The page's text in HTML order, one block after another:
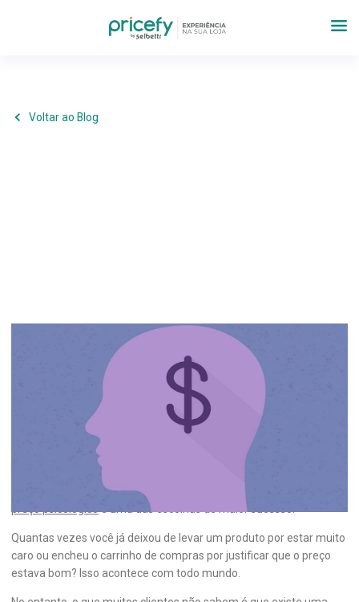
Voltar ao Blog
Estratégia
O que é e como funciona a estratégia
do preço psicológico?
Em um mercado com cada vez mais concorrência, surgiu a
do consumidor. Isso pode ser feito de diversas maneiras, mas o
é uma das escolhas de maior sucesso!
Quantas vezes você já deixou de levar um produto por estar muito
caro ou encheu o carrinho de compras por justificar que o preço
estava bom? Isso acontece com todo mundo.